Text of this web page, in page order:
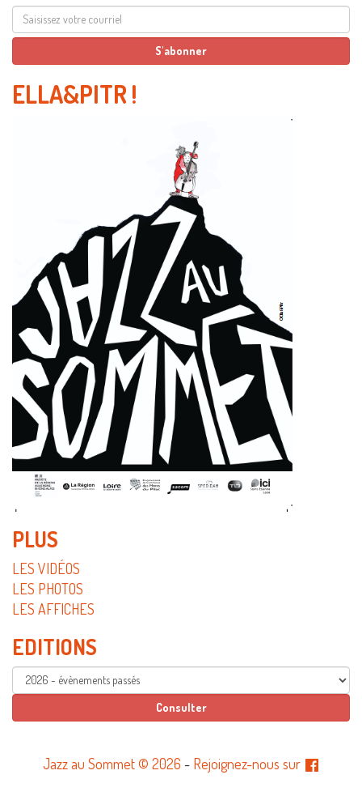
ELLA&PITR !
PLUS
LES VIDÉOS
LES PHOTOS
LES AFFICHES
EDITIONS
Jazz au Sommet © 2026 - Rejoignez-nous sur